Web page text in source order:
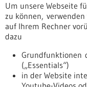
bw.de/datenbank/
zu-biologischen-
neurodegeneration
Förderung
Preis für
Um unsere Webseite
zu können,
auf Ihrem Rechner
dazu
Grundfunktionen
(„Essentials“)
in der Website